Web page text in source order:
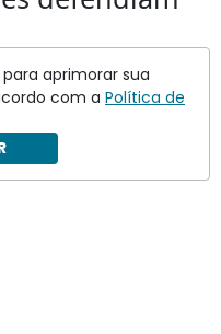
representantes de
estiveram em
do texto.
aprimorar sua
com a Política de